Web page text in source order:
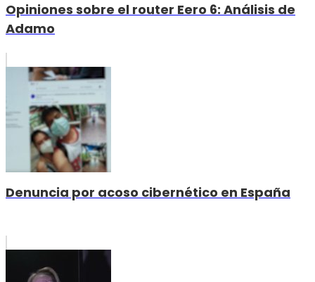
Opiniones sobre el router Eero 6: Análisis de
Adamo
Denuncia por acoso cibernético en España